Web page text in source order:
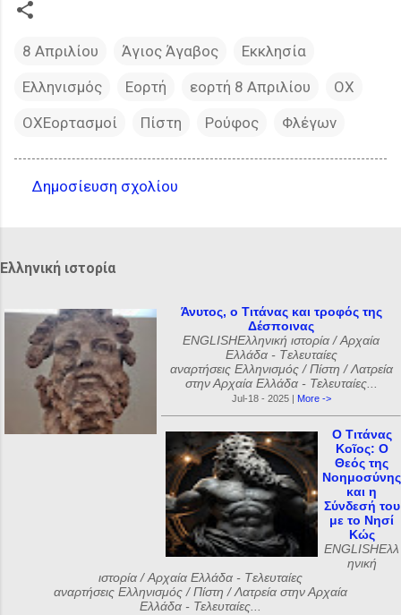
8 Απριλίου Άγιος Άγαβος
Εκκλησία
Ελληνισμός
Εορτή εορτή 8 Απριλίου
ΟΧ
ΟΧΕορτασμοί
Πίστη Ρούφος Φλέγων
λ
α
Δημοσίευση σχολίου
Ελληνική ιστορία
Άνυτος, ο Τιτάνας και τροφός της
Δέσποινας
ENGLISHΕλληνική ιστορία / Αρχαία
Ελλάδα - Tελευταίες
αναρτήσεις Ελληνισμός / Πίστη / Λατρεία
στην Αρχαία Ελλάδα - Τελευταίες...
Jul-18 - 2025 | More ->
Ο Τιτάνας
Κοῖος: Ο
Θεός της
Νοημοσύνης
και η
Σύνδεσή του
με το Νησί
Κώς
ENGLISHΕλλ
ηνική
ιστορία / Αρχαία Ελλάδα - Tελευταίες
αναρτήσεις Ελληνισμός / Πίστη / Λατρεία στην Αρχαία
Ελλάδα - Τελευταίες...